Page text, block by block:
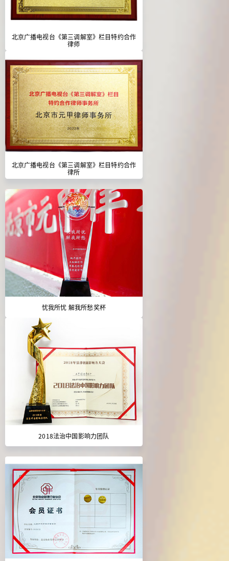
北京广播电视台《第三调解室》栏目特约合作
律师
北京广播电视台《第三调解室》栏目特约合作
律所
忧我所忧 解我所愁奖杯
2018法治中国影响力团队